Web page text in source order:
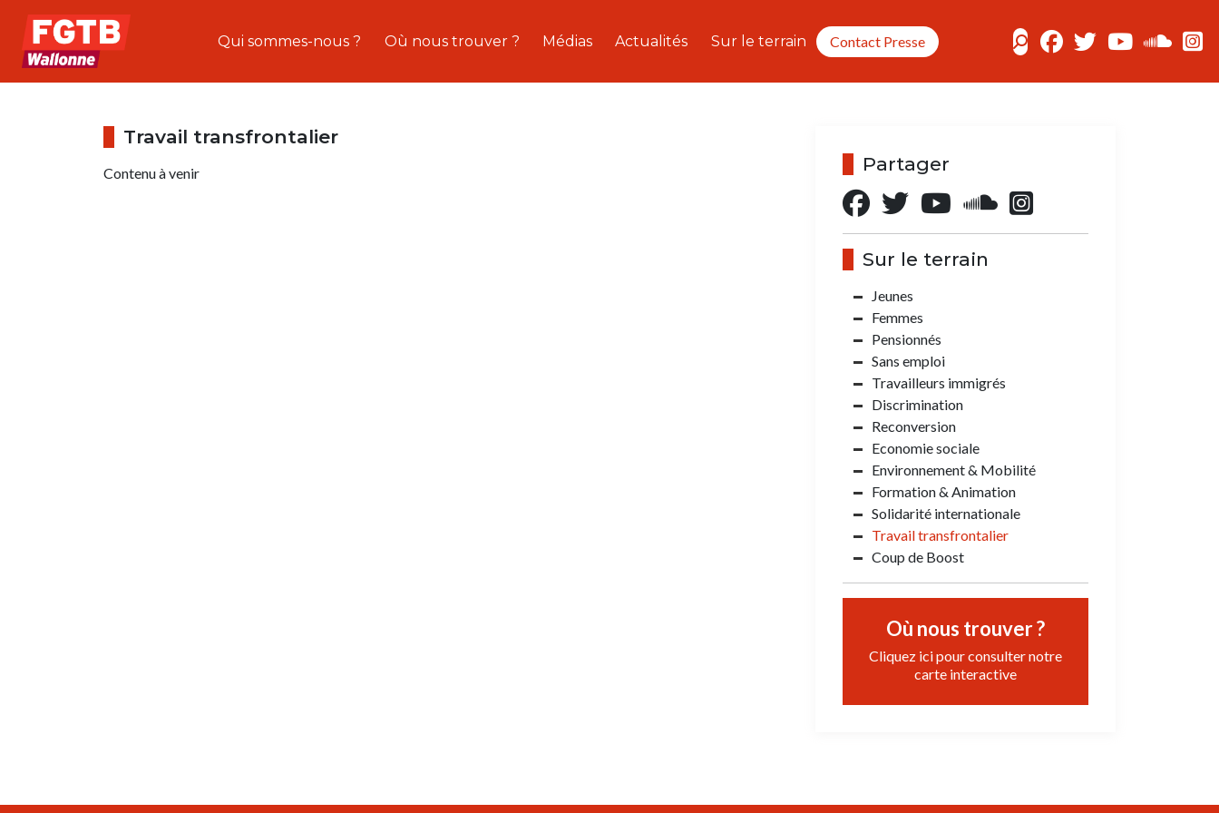
Qui sommes-nous ? Où nous trouver ? Médias Actualités Sur le terrain Contact Presse
Travail transfrontalier
Contenu à venir Partager
Sur le terrain
Jeunes
Femmes
Pensionnés
Sans emploi
Travailleurs immigrés
Discrimination
Reconversion
Economie sociale
Environnement & Mobilité
Formation & Animation
Solidarité internationale
Travail transfrontalier
Coup de Boost
Où nous trouver ?
Cliquez ici pour consulter notre
carte interactive